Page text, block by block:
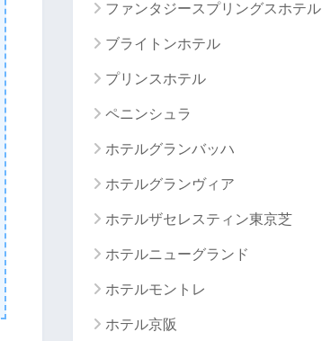
ファンタジースプリングスホテル
ブライトンホテル
プリンスホテル
ペニンシュラ
ホテルグランバッハ
ホテルグランヴィア
ホテルザセレスティン東京芝
ホテルニューグランド
ホテルモントレ
ホテル京阪